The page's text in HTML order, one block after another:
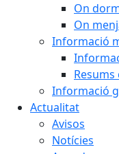
On
On
Informació
Informació
Actualitat
Avisos
Notícies